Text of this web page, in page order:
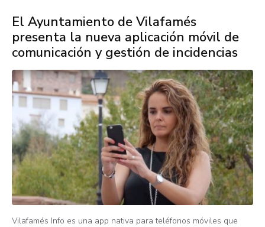
El Ayuntamiento de Vilafamés
presenta la nueva aplicación móvil de
comunicación y gestión de incidencias
Vilafamés Info es una app nativa para teléfonos móviles que